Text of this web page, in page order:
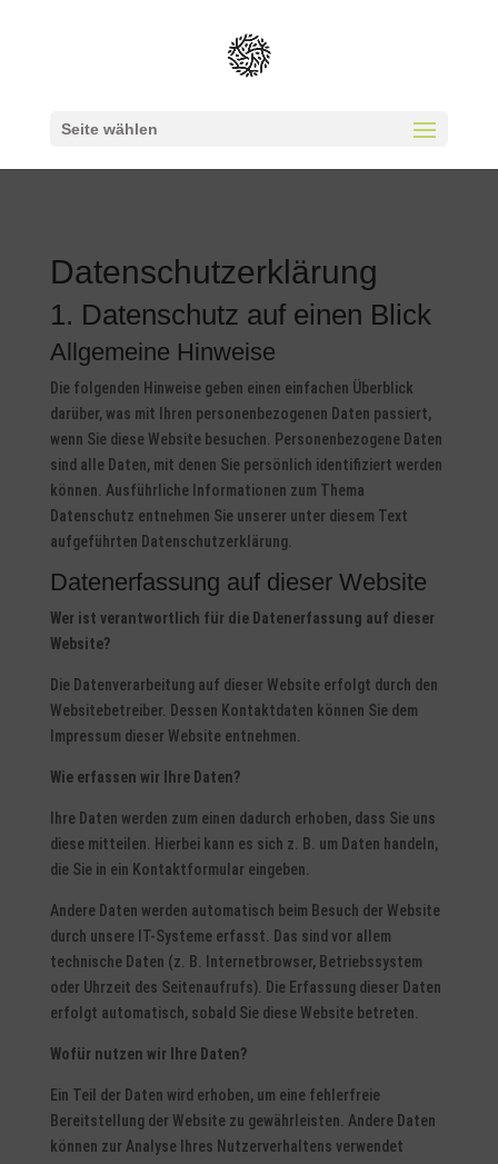
Seite wählen
Datenschutzerklärung
1. Datenschutz auf einen Blick
Allgemeine Hinweise
Die folgenden Hinweise geben einen einfachen Überblick
darüber, was mit Ihren personenbezogenen Daten passiert,
wenn Sie diese Website besuchen. Personenbezogene Daten
sind alle Daten, mit denen Sie persönlich identifiziert werden
können. Ausführliche Informationen zum Thema
Datenschutz entnehmen Sie unserer unter diesem Text
aufgeführten Datenschutzerklärung.
Datenerfassung auf dieser Website
Wer ist verantwortlich für die Datenerfassung auf dieser
Website?
Die Datenverarbeitung auf dieser Website erfolgt durch den
Websitebetreiber. Dessen Kontaktdaten können Sie dem
Impressum dieser Website entnehmen.
Wie erfassen wir Ihre Daten?
Ihre Daten werden zum einen dadurch erhoben, dass Sie uns
diese mitteilen. Hierbei kann es sich z. B. um Daten handeln,
die Sie in ein Kontaktformular eingeben.
Andere Daten werden automatisch beim Besuch der Website
durch unsere IT-Systeme erfasst. Das sind vor allem
technische Daten (z. B. Internetbrowser, Betriebssystem
oder Uhrzeit des Seitenaufrufs). Die Erfassung dieser Daten
erfolgt automatisch, sobald Sie diese Website betreten.
Wofür nutzen wir Ihre Daten?
Ein Teil der Daten wird erhoben, um eine fehlerfreie
Bereitstellung der Website zu gewährleisten. Andere Daten
können zur Analyse Ihres Nutzerverhaltens verwendet